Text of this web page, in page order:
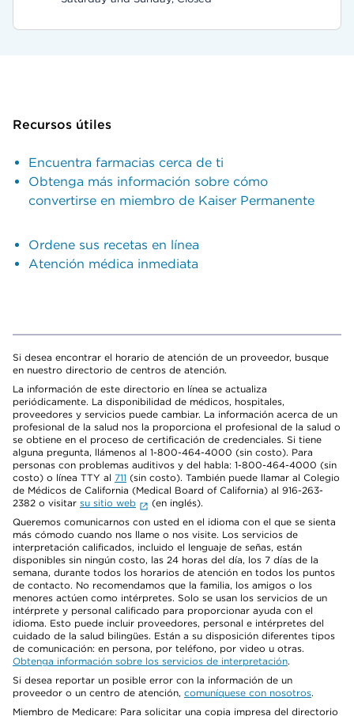
Recursos útiles
Encuentra farmacias cerca de ti
Obtenga más información sobre cómo
convertirse en miembro de Kaiser Permanente
Ordene sus recetas en línea
Atención médica inmediata
Si desea encontrar el horario de atención de un proveedor, busque
en nuestro directorio de centros de atención.
La información de este directorio en línea se actualiza
periódicamente. La disponibilidad de médicos, hospitales,
proveedores y servicios puede cambiar. La información acerca de un
profesional de la salud nos la proporciona el profesional de la salud o
se obtiene en el proceso de certificación de credenciales. Si tiene
alguna pregunta, llámenos al 1-800-464-4000 (sin costo). Para
personas con problemas auditivos y del habla: 1-800-464-4000 (sin
costo) o línea TTY al 711 (sin costo). También puede llamar al Colegio
de Médicos de California (Medical Board of California) al 916-263-
2382 o visitar su sitio web
(en inglés).
Queremos comunicarnos con usted en el idioma con el que se sienta
más cómodo cuando nos llame o nos visite. Los servicios de
interpretación calificados, incluido el lenguaje de señas, están
disponibles sin ningún costo, las 24 horas del día, los 7 días de la
semana, durante todos los horarios de atención en todos los puntos
de contacto. No recomendamos que la familia, los amigos o los
menores actúen como intérpretes. Solo se usan los servicios de un
intérprete y personal calificado para proporcionar ayuda con el
idioma. Esto puede incluir proveedores, personal e intérpretes del
cuidado de la salud bilingües. Están a su disposición diferentes tipos
de comunicación: en persona, por teléfono, por video u otras.
Obtenga información sobre los servicios de interpretación.
Si desea reportar un posible error con la información de un
proveedor o un centro de atención, comuníquese con nosotros.
Miembro de Medicare: Para solicitar una copia impresa del directorio